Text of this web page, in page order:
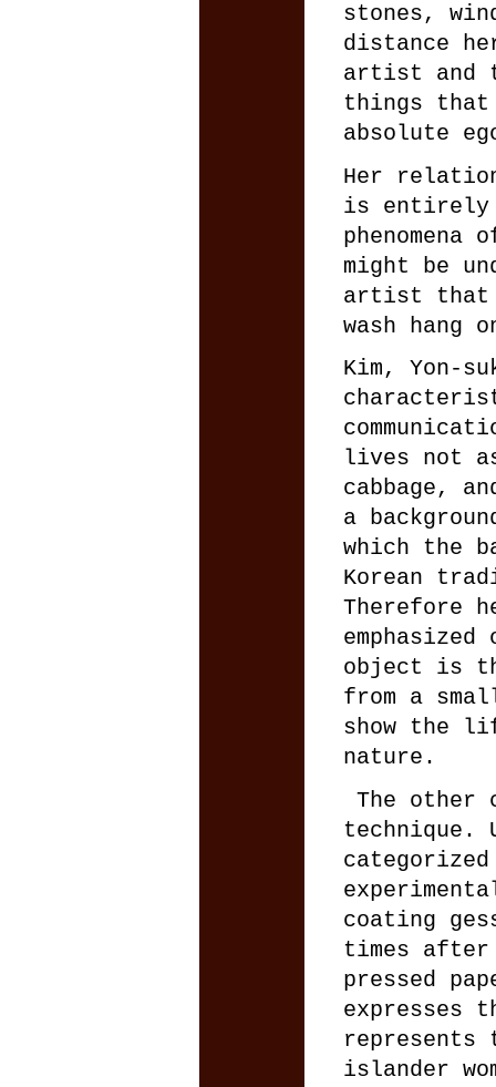
stones,
distance
artist and
things that
absolute
Her
is entirely
might be
artist that
wash hang
Kim, Yon-
lives not
cabbage,
a
which the
Korean
Therefore
emphasized
object is
from a
show the
nature.
The
technique.
coating
times after
pressed
represents
islander